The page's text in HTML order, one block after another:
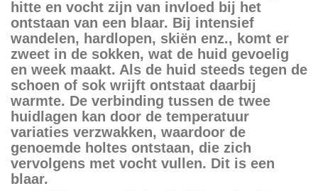
hitte en vocht zijn van invloed bij het
ontstaan van een blaar. Bij intensief
wandelen, hardlopen, skiën enz., komt er
zweet in de sokken, wat de huid gevoelig
en week maakt. Als de huid steeds tegen de
schoen of sok wrijft ontstaat daarbij
warmte. De verbinding tussen de twee
huidlagen kan door de temperatuur
variaties verzwakken, waardoor de
genoemde holtes ontstaan, die zich
vervolgens met vocht vullen. Dit is een
blaar.